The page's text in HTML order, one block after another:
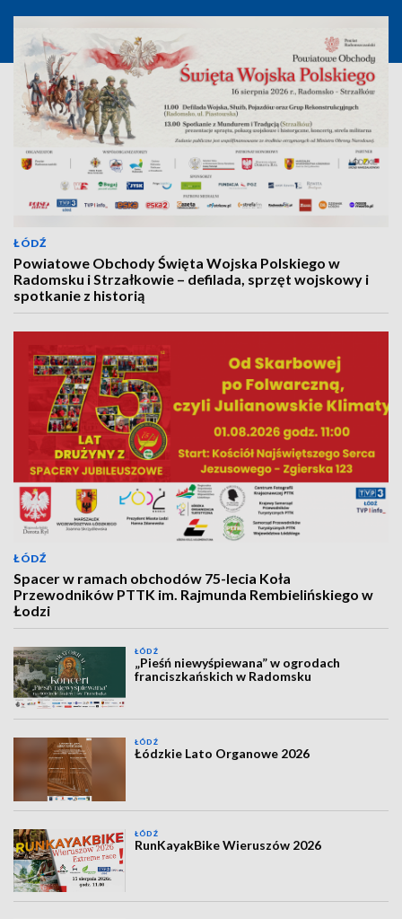
ŁÓDŹ
Powiatowe Obchody Święta Wojska Polskiego w
Radomsku i Strzałkowie – defilada, sprzęt wojskowy i
spotkanie z historią
ŁÓDŹ
Spacer w ramach obchodów 75-lecia Koła
Przewodników PTTK im. Rajmunda Rembielińskiego w
Łodzi
ŁÓDŹ
„Pieśń niewyśpiewana” w ogrodach
franciszkańskich w Radomsku
ŁÓDŹ
Łódzkie Lato Organowe 2026
ŁÓDŹ
RunKayakBike Wieruszów 2026